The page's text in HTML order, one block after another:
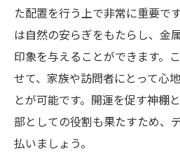
た配置を行う上で非常に重要で
は自然の安らぎをもたらし、金
印象を与えることができます。
せて、家族や訪問者にとって心
とが可能です。開運を促す神棚
部としての役割も果たすため、
払いましょう。